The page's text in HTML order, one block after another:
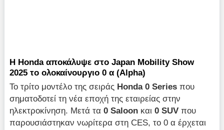
Η Honda αποκάλυψε στο Japan Mobility Show
2025 το ολοκαίνουργιο 0 α (Alpha)
Το τρίτο μοντέλο της σειράς Honda 0 Series που
σηματοδοτεί τη νέα εποχή της εταιρείας στην
ηλεκτροκίνηση. Μετά τα0 Saloon και0 SUV που
παρουσιάστηκαν νωρίτερα στη CES, το 0 α έρχεται